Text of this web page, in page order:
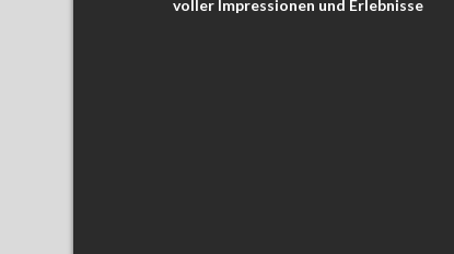
voller Impressionen und Erlebnisse